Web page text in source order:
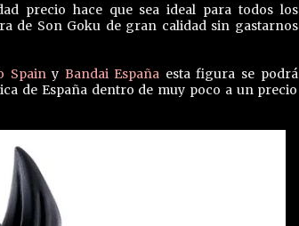
precio hace que sea ideal para todos los
de Son Goku de gran calidad sin gastarnos
Spainy Bandai España esta figura se podrá
de España dentro de muy poco a un precio